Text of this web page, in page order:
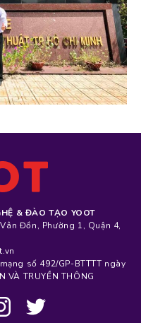
& ĐÀO TẠO YOOT
Đồn, Phường 1, Quận 4,
số 492/GP-BTTTT ngày
VÀ TRUYỀN THÔNG